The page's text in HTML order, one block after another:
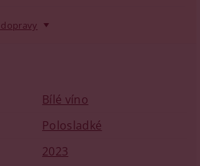
Bílé víno
Polosladké
2023